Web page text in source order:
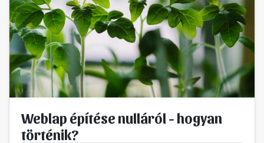
Weblap építése nulláról - hogyan
történik?